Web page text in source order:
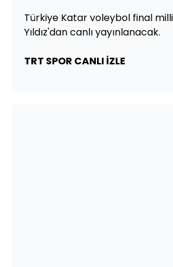
Türkiye Katar voleybol final milli
Yıldız'dan canlı yayınlanacak.
TRT SPOR CANLI İZLE